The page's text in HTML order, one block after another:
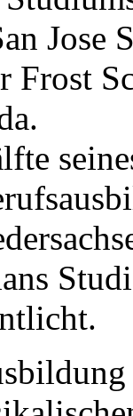
Frost